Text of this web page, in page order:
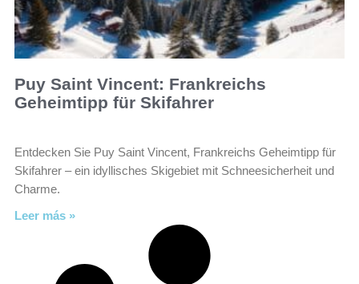
Puy Saint Vincent: Frankreichs
Geheimtipp für Skifahrer
Entdecken Sie Puy Saint Vincent, Frankreichs Geheimtipp für
Skifahrer – ein idyllisches Skigebiet mit Schneesicherheit und
Charme.
Leer más »